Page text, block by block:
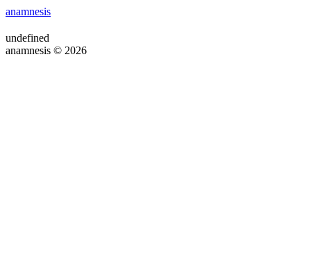
anamnesis
undefined
anamnesis © 2026